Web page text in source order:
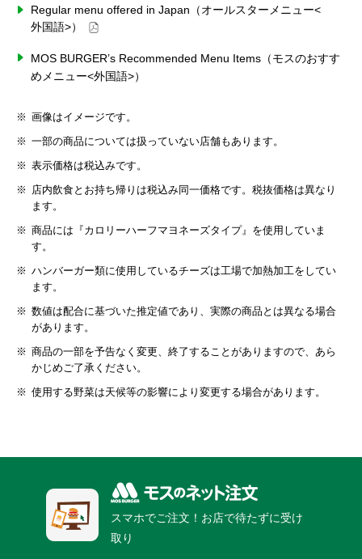
Regular menu offered in Japan（オールスターメニュー<
外国語>）
MOS BURGER’s Recommended Menu Items（モスのおすす
めメニュー<外国語>）
画像はイメージです。
一部の商品については扱っていない店舗もあります。
表示価格は税込みです。
店内飲食とお持ち帰りは税込み同一価格です。税抜価格は異なり
ます。
商品には『カロリーハーフマヨネーズタイプ』を使用していま
す。
ハンバーガー類に使用しているチーズは工場で加熱加工をしてい
ます。
数値は配合に基づいた推定値であり、実際の商品とは異なる場合
があります。
商品の一部を予告なく変更、終了することがありますので、あら
かじめご了承ください。
使用する野菜は天候等の影響により変更する場合があります。
スマホでご注文！お店で待たずに受け
取り